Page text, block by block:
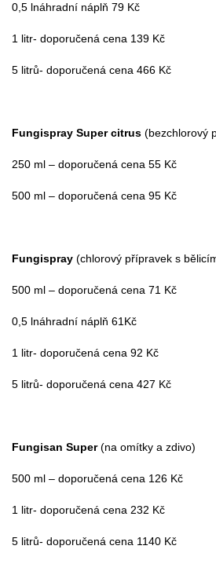
0,5 lnáhradní náplň 79 Kč
1 litr- doporučená cena 139 Kč
5 litrů- doporučená cena 466 Kč
Fungispray Super citrus (bezchlorový
250 ml – doporučená cena 55 Kč
500 ml – doporučená cena 95 Kč
Fungispray (chlorový přípravek s
500 ml – doporučená cena 71 Kč
0,5 lnáhradní náplň 61Kč
1 litr- doporučená cena 92 Kč
5 litrů- doporučená cena 427 Kč
Fungisan Super(na omítky a zdivo)
500 ml – doporučená cena 126 Kč
1 litr- doporučená cena 232 Kč
5 litrů- doporučená cena 1140 Kč